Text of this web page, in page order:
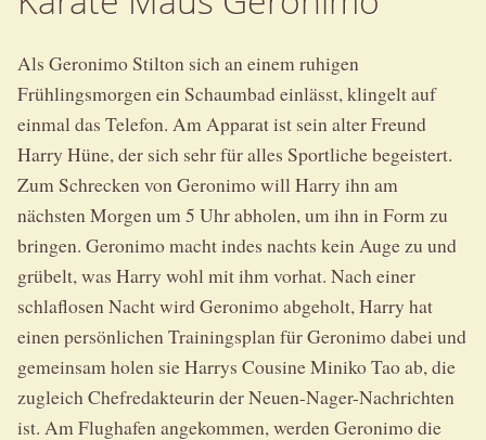
Als Geronimo Stilton sich an einem ruhigen
Frühlingsmorgen ein Schaumbad einlässt, klingelt auf
einmal das Telefon. Am Apparat ist sein alter Freund
Harry Hüne, der sich sehr für alles Sportliche begeistert.
Zum Schrecken von Geronimo will Harry ihn am
nächsten Morgen um 5 Uhr abholen, um ihn in Form zu
bringen. Geronimo macht indes nachts kein Auge zu und
grübelt, was Harry wohl mit ihm vorhat. Nach einer
schlaflosen Nacht wird Geronimo abgeholt, Harry hat
einen persönlichen Trainingsplan für Geronimo dabei und
gemeinsam holen sie Harrys Cousine Miniko Tao ab, die
zugleich Chefredakteurin der Neuen-Nager-Nachrichten
ist. Am Flughafen angekommen, werden Geronimo die